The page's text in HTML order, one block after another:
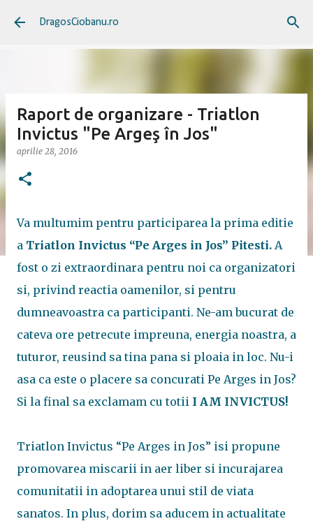
Treceți la conținutul principal
DragosCiobanu.ro
Raport de organizare - Triatlon
Invictus "Pe Argeş în Jos"
aprilie 28, 2016
Va multumim pentru participarea la prima editie
a Triatlon Invictus “Pe Arges in Jos” Pitesti. A
fost o zi extraordinara pentru noi ca organizatori
si, privind reactia oamenilor, si pentru
dumneavoastra ca participanti. Ne-am bucurat de
cateva ore petrecute impreuna, energia noastra, a
tuturor, reusind sa tina pana si ploaia in loc. Nu-i
asa ca este o placere sa concurati Pe Arges in Jos?
Si la final sa exclamam cu totii I AM INVICTUS!
Triatlon Invictus “Pe Arges in Jos” isi propune
promovarea miscarii in aer liber si incurajarea
comunitatii in adoptarea unui stil de viata
sanatos. In plus, dorim sa aducem in actualitate